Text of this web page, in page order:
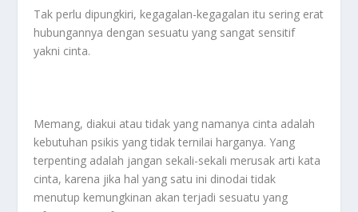
Tak perlu dipungkiri, kegagalan-kegagalan itu sering erat
hubungannya dengan sesuatu yang sangat sensitif
yakni cinta.
Memang, diakui atau tidak yang namanya cinta adalah
kebutuhan psikis yang tidak ternilai harganya. Yang
terpenting adalah jangan sekali-sekali merusak arti kata
cinta, karena jika hal yang satu ini dinodai tidak
menutup kemungkinan akan terjadi sesuatu yang